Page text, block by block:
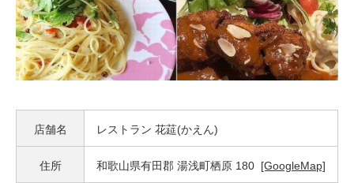
店舗名 レストラン 花莚(かえん)
住所 和歌山県有田郡 湯浅町栖原 180 [GoogleMap]